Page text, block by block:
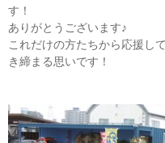
す！
ありがとうございます♪
これだけの方たちから応援し
き締まる思いです！